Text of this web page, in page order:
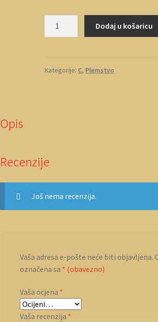
Dodaj u košaricu
Kategorije: C, Plemstvo
Opis
Recenzije
Još nema recenzija.
Vaša adresa e-pošte neće biti objavljena.
označena sa * (obavezno)
Vaša ocjena *
Vaša recenzija *